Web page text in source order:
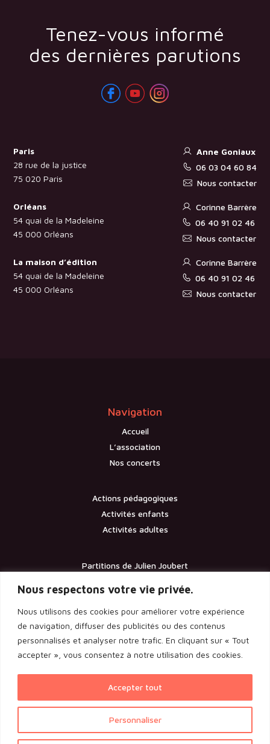
Nous respectons votre vie privée.
Nous utilisons des cookies pour améliorer votre expérience
de navigation, diffuser des publicités ou des contenus
personnalisés et analyser notre trafic. En cliquant sur « Tout
accepter », vous consentez à notre utilisation des cookies.
Personnaliser
Accepter tout
Tenez-vous informé
des dernières parutions
Paris
28 rue de la justice
75 020 Paris
Anne Goniaux
06 03 04 60 84
Nous contacter
Orléans
54 quai de la Madeleine
45 000 Orléans
Corinne Barrère
06 40 91 02 46
Nous contacter
La maison d’édition
54 quai de la Madeleine
45 000 Orléans
Corinne Barrère
06 40 91 02 46
Nous contacter
Navigation
Accueil
L’association
Nos concerts
Actions pédagogiques
Activités enfants
Activités adultes
Partitions de Julien Joubert
Documents
Les statuts de l’association
Licence d’entrepreneur de spectacle
Rapport de l’assemblée générale 2024
Voir l'ensemble des documents